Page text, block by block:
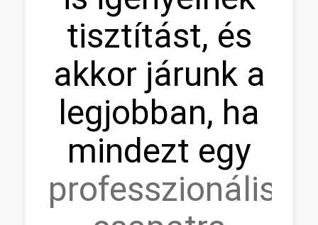
tisztítást, és
akkor járunk a
legjobban, ha
mindezt egy
professzionális